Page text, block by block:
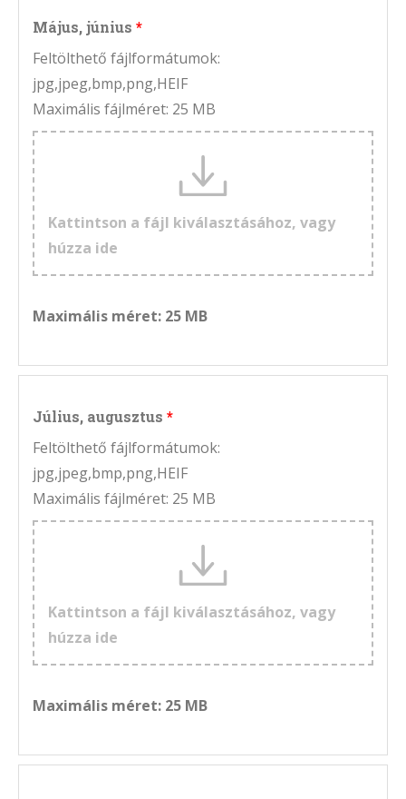
Május, június
Feltölthető fájlformátumok:
jpg,jpeg,bmp,png,HEIF
Maximális fájlméret: 25 MB
Kattintson a fájl kiválasztásához, vagy
húzza ide
Maximális méret: 25 MB
Július, augusztus
Feltölthető fájlformátumok:
jpg,jpeg,bmp,png,HEIF
Maximális fájlméret: 25 MB
Kattintson a fájl kiválasztásához, vagy
húzza ide
Maximális méret: 25 MB